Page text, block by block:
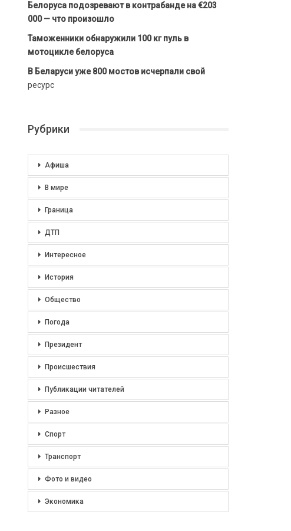
Белоруса подозревают в контрабанде на €203
000 — что произошло
Таможенники обнаружили 100 кг пуль в
мотоцикле белоруса
В Беларуси уже 800 мостов исчерпали свой
ресурс
Рубрики
Афиша
В мире
Граница
ДТП
Интересное
История
Общество
Погода
Президент
Происшествия
Публикации читателей
Разное
Спорт
Транспорт
Фото и видео
Экономика